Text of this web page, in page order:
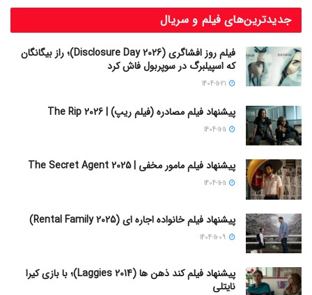
جدیدترین‌های فیلم و سریال
فیلم روز افشاگری (Disclosure Day 2026)؛ راز بیگانگان
که اسپیلبرگ در سوپربول فاش کرد
پیشنهاد فیلم مصادره (فیلم ریپ) | The Rip 2026
پیشنهاد فیلم مامور مخفی | The Secret Agent 2025
پیشنهاد فیلم خانواده اجاره‌ ای (Rental Family 2025)
پیشنهاد فیلم کند ذهن ها (Laggies 2014)؛ با بازی کیرا
نایتلی